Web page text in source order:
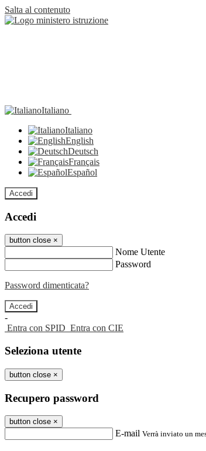
Salta al contenuto
Italiano
Italiano
English
Deutsch
Français
Español
Accedi
Accedi
button close ×
Nome Utente
Password
Password dimenticata?
-
Entra con SPID Entra con CIE
Seleziona utente
button close ×
Recupero password
button close ×
E-mail Verrà inviato un